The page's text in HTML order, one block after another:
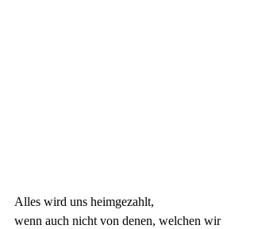
Alles wird uns heimgezahlt,
wenn auch nicht von denen, welchen wir